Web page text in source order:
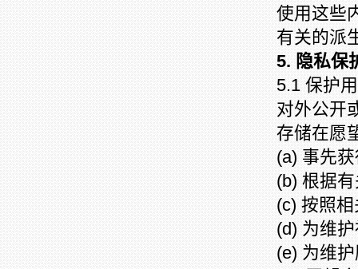
使用这些
有关的派
5. 隐私保
5.1 保护
对外公开
存储在愿
(a) 事先
(b) 根据
(c) 按照
(d) 为维
(e) 为维